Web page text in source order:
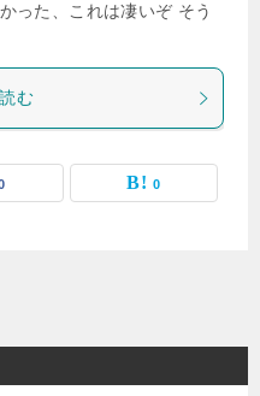
った、これは凄いぞ そう
む
0